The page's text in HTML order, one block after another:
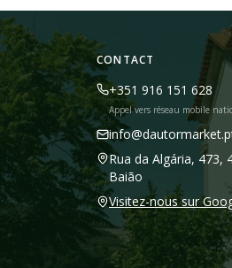
CONTACT
+351 916 151 628
Appel vers réseau mobile
Rua da Algária, 473,
Baião
Visitez-nous sur